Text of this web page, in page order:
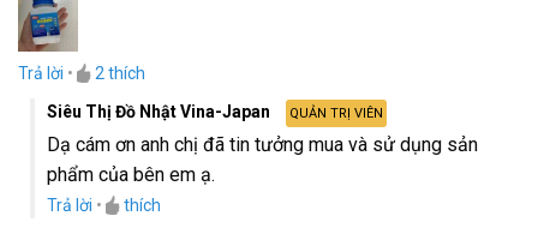
Trả lời • 2thích
Siêu Thị Đồ Nhật Vina-Japan
QUẢN TRỊ VIÊN
Dạ cám ơn anh chị đã tin tưởng mua và sử dụng sản
phẩm của bên em ạ.
Trả lời • thích